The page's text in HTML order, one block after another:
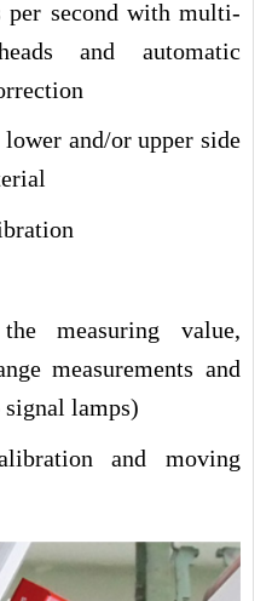
per second with multi-
and automatic
and/or upper side
measuring value,
measurements and
lamps)
and moving